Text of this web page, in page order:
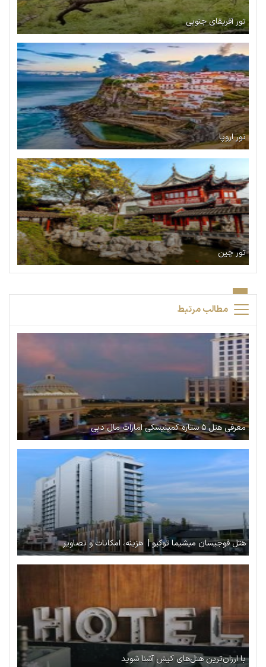
تور آفریقای جنوبی
تور اروپا
تور چین
مطالب مرتبط
معرفی هتل ۵ ستاره کمپنیسکی امارات مال دبی
هتل فوجیسان میشیما توکیو | هزینه، امکانات و تصاویر
با ارزان‌ترین هتل‌های کیش آشنا شوید